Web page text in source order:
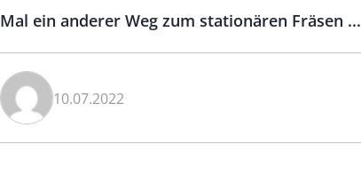
Mal ein anderer Weg zum stationären Fräsen ...
10.07.2022